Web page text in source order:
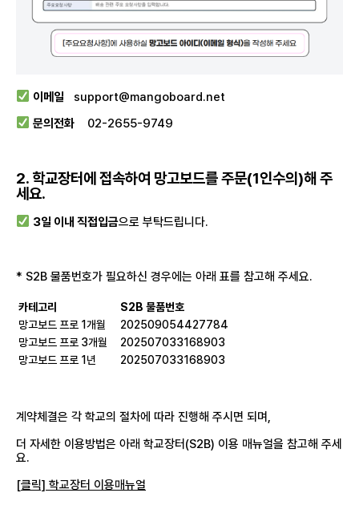
이메일
support@mangoboard.net
문의전화
02-2655-9749
2. 학교장터에 접속하여 망고보드를 주문(1인수의)해 주
세요.
3일 이내 직접입금으로 부탁드립니다.
* S2B 물품번호가 필요하신 경우에는 아래 표를 참고해 주세요.
카테 고리
S2B 물품번호
망고보드 프로 1개월
202509054427784
망고보드 프로 3개월
202507033168903
망고보드 프로 1년
202507033168903
계약체결은 각 학교의 절차에 따라 진행해 주시면 되며,
더 자세한 이용방법은 아래 학교장터(S2B) 이용 매뉴얼을 참고해 주세
요.
[클릭] 학교장터 이용매뉴얼